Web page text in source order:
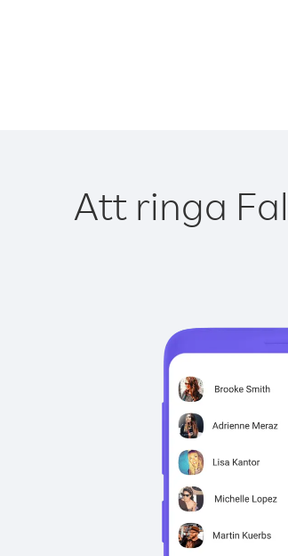
Att ringa